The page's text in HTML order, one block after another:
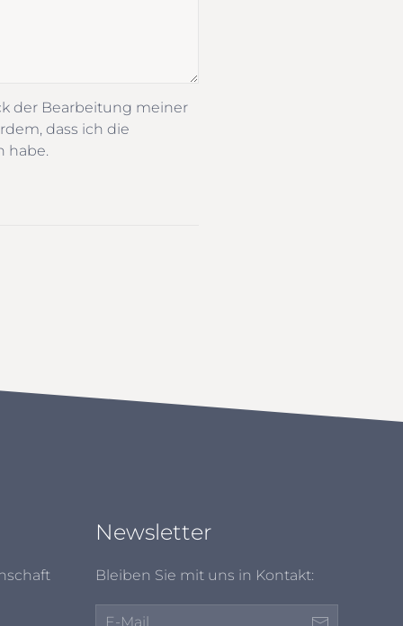
der Bearbeitung meiner
dass ich die
habe.
Newsletter
Bleiben Sie mit uns in Kontakt: